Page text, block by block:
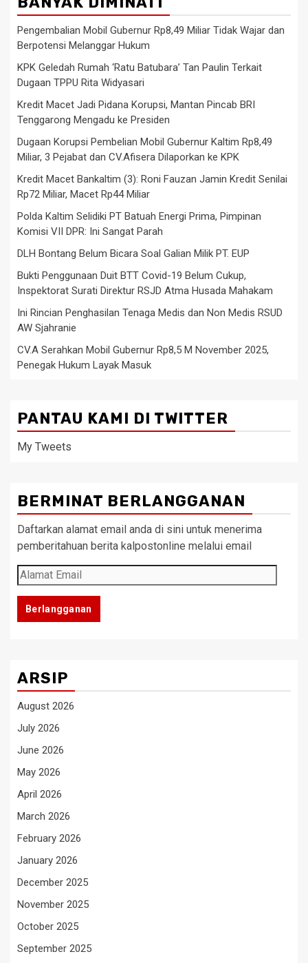
Pengembalian Mobil Gubernur Rp8,49 Miliar Tidak Wajar dan
Berpotensi Melanggar Hukum
KPK Geledah Rumah ‘Ratu Batubara’ Tan Paulin Terkait
Dugaan TPPU Rita Widyasari
Kredit Macet Jadi Pidana Korupsi, Mantan Pincab BRI
Tenggarong Mengadu ke Presiden
Dugaan Korupsi Pembelian Mobil Gubernur Kaltim Rp8,49
Miliar, 3 Pejabat dan CV.Afisera Dilaporkan ke KPK
Kredit Macet Bankaltim (3): Roni Fauzan Jamin Kredit Senilai
Rp72 Miliar, Macet Rp44 Miliar
Polda Kaltim Selidiki PT Batuah Energi Prima, Pimpinan
Komisi VII DPR: Ini Sangat Parah
DLH Bontang Belum Bicara Soal Galian Milik PT. EUP
Bukti Penggunaan Duit BTT Covid-19 Belum Cukup,
Inspektorat Surati Direktur RSJD Atma Husada Mahakam
Ini Rincian Penghasilan Tenaga Medis dan Non Medis RSUD
AW Sjahranie
CV.A Serahkan Mobil Gubernur Rp8,5 M November 2025,
Penegak Hukum Layak Masuk
PANTAU KAMI DI TWITTER
My Tweets
BERMINAT BERLANGGANAN
Daftarkan alamat email anda di sini untuk menerima
pemberitahuan berita kalpostonline melalui email
Alamat
Email
Berlangganan
ARSIP
August 2026
July 2026
June 2026
May 2026
April 2026
March 2026
February 2026
January 2026
December 2025
November 2025
October 2025
September 2025